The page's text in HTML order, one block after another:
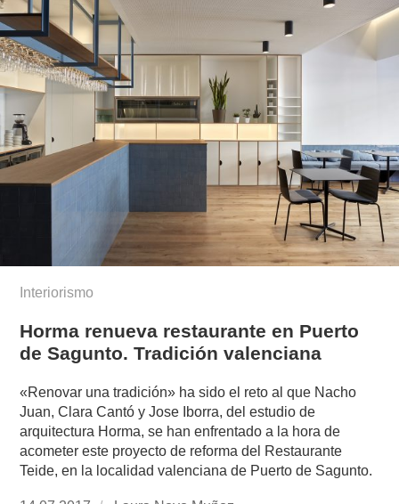
Interiorismo
Horma renueva restaurante en Puerto
de Sagunto. Tradición valenciana
«Renovar una tradición» ha sido el reto al que Nacho
Juan, Clara Cantó y Jose Iborra, del estudio de
arquitectura Horma, se han enfrentado a la hora de
acometer este proyecto de reforma del Restaurante
Teide, en la localidad valenciana de Puerto de Sagunto.